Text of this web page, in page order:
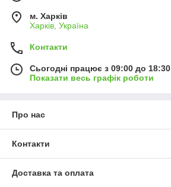
м. Харків
Харків, Україна
Контакти
Сьогодні працює з 09:00 до 18:30
Показати весь графік роботи
Про нас
Контакти
Доставка та оплата